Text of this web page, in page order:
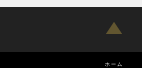
ホーム